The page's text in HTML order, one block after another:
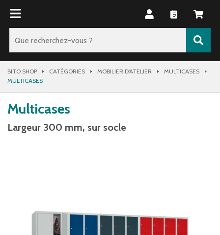
BITO SHOP CATÉGORIES MOBILIER D'ATELIER
MULTICASES
MULTICASES
Multicases
Largeur 300 mm, sur socle